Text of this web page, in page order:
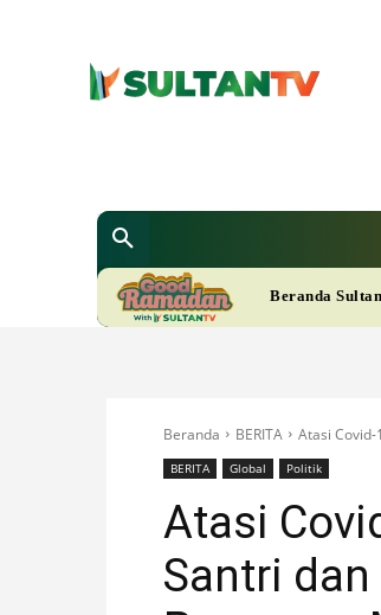
A
D
H
Beranda Sultan
Beranda BERITA Atasi Covid-
BERITA Global Politik
Atasi
Santri